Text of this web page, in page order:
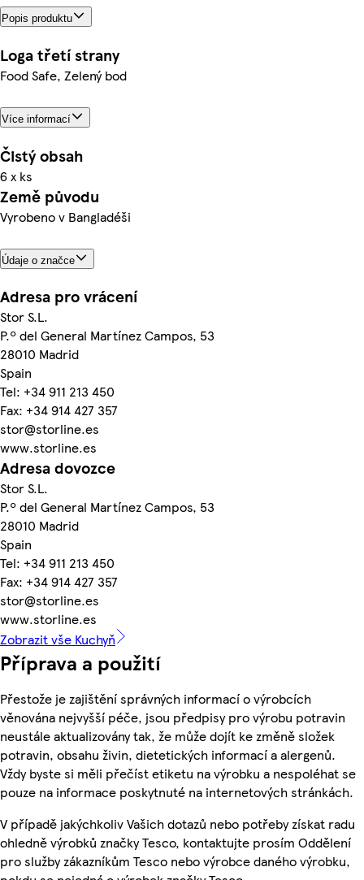
Popis produktu
Loga třetí strany
Food Safe, Zelený bod
Více informací
Čistý obsah
6 x ks
Země původu
Vyrobeno v Bangladéši
Údaje o značce
Adresa pro vrácení
Stor S.L.
P.º del General Martínez Campos, 53
28010 Madrid
Spain
Tel: +34 911 213 450
Fax: +34 914 427 357
stor@storline.es
www.storline.es
Adresa dovozce
Stor S.L.
P.º del General Martínez Campos, 53
28010 Madrid
Spain
Tel: +34 911 213 450
Fax: +34 914 427 357
stor@storline.es
www.storline.es
Zobrazit vše Kuchyň
Příprava a použití
Přestože je zajištění správných informací o výrobcích
věnována nejvyšší péče, jsou předpisy pro výrobu potravin
neustále aktualizovány tak, že může dojít ke změně složek
potravin, obsahu živin, dietetických informací a alergenů.
Vždy byste si měli přečíst etiketu na výrobku a nespoléhat se
pouze na informace poskytnuté na internetových stránkách.
V případě jakýchkoliv Vašich dotazů nebo potřeby získat radu
ohledně výrobků značky Tesco, kontaktujte prosím Oddělení
pro služby zákazníkům Tesco nebo výrobce daného výrobku,